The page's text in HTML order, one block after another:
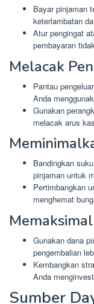
Bayar pinjaman
keterlambatan
Atur pengingat
pembayaran
Melacak
Pantau
Anda
Gunakan
melacak arus
Bandingkan
pinjaman untuk
Pertimbangkan
menghemat
Gunakan dana
pengembalian
Kembangkan
Anda
Sumber